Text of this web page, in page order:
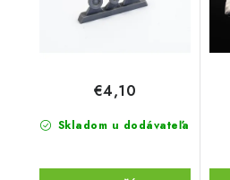
Skladom u dodávateľa
€4,10